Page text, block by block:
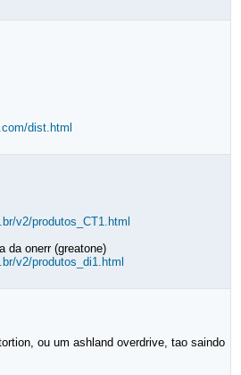
dist.html
v2/produtos_CT1.html
da onerr (greatone)
v2/produtos_di1.html
ou um ashland overdrive, tao saindo